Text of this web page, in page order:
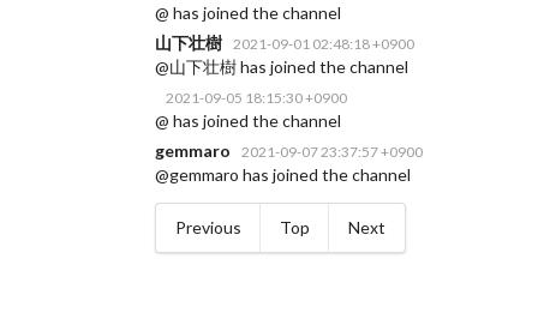
@ has joined the channel
山下壮樹
2021-09-01 02:48:18 +0900
@山下壮樹 has joined the channel
2021-09-05 18:15:30 +0900
@ has joined the channel
gemmaro
2021-09-07 23:37:57 +0900
@gemmaro has joined the channel
Previous Top Next